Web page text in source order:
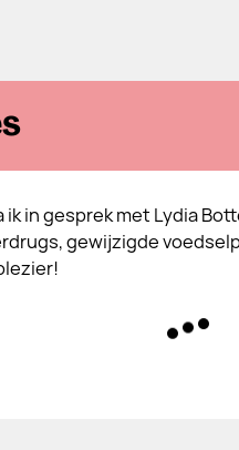
ik in gesprek met Lydia
gewijzigde